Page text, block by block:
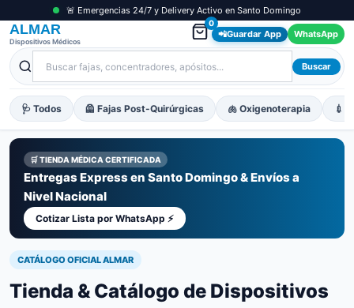
🚨 Emergencias 24/7 y Delivery Activo en Santo Domingo
ALMAR
Dispositivos Médicos
0
📲Guardar App WhatsApp
Buscar
🩺 Todos 🦺 Fajas Post-Quirúrgicas 🫁 Oxigenoterapia 💉
🛒 TIENDA MÉDICA CERTIFICADA
Entregas Express en Santo Domingo & Envíos a
Nivel Nacional
Cotizar Lista por WhatsApp ⚡
CATÁLOGO OFICIAL ALMAR
Tienda & Catálogo de Dispositivos